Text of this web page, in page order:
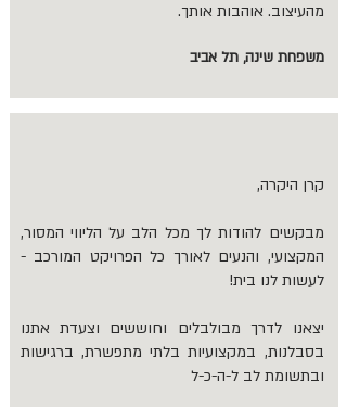
מהעיצוב. אוהבות אותך.
משפחת שינה, תל אביב
קרן היקרה,
מבקשים להודות לך מכל הלב על הליווי המסור,
המקצועי, והנעים לאורך כל הפרויקט המורכב -
לעשות לנו בית!
יצאנו לדרך מבולבלים וחוששים וצעדת אתנו
בסבלנות, במקצועיות בלתי מתפשרת, ברגישות
ובתשומת לב ל-ה-כ-ל